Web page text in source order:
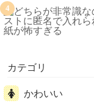
4
カテゴリ
かわいい